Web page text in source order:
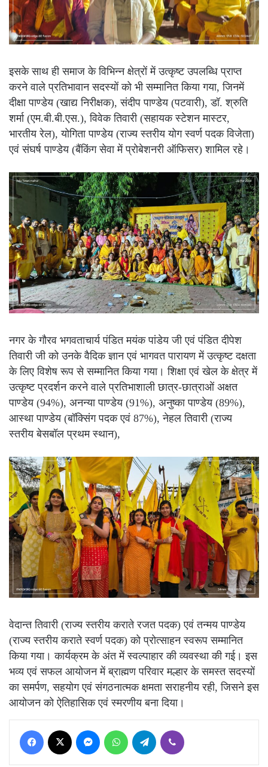
इसके साथ ही समाज के विभिन्न क्षेत्रों में उत्कृष्ट उपलब्धि प्राप्त
करने वाले प्रतिभावान सदस्यों को भी सम्मानित किया गया, जिनमें
दीक्षा पाण्डेय (खाद्य निरीक्षक), संदीप पाण्डेय (पटवारी), डॉ. श्रुति
शर्मा (एम.बी.बी.एस.), विवेक तिवारी (सहायक स्टेशन मास्टर,
भारतीय रेल), योगिता पाण्डेय (राज्य स्तरीय योग स्वर्ण पदक विजेता)
एवं संघर्ष पाण्डेय (बैंकिंग सेवा में प्रोबेशनरी ऑफिसर) शामिल रहे।
नगर के गौरव भगवताचार्य पंडित मयंक पांडेय जी एवं पंडित दीपेश
तिवारी जी को उनके वैदिक ज्ञान एवं भागवत पारायण में उत्कृष्ट दक्षता
के लिए विशेष रूप से सम्मानित किया गया। शिक्षा एवं खेल के क्षेत्र में
उत्कृष्ट प्रदर्शन करने वाले प्रतिभाशाली छात्र-छात्राओं अक्षत
पाण्डेय (94%), अनन्या पाण्डेय (91%), अनुष्का पाण्डेय (89%),
आस्था पाण्डेय (बॉक्सिंग पदक एवं 87%), नेहल तिवारी (राज्य
स्तरीय बेसबॉल प्रथम स्थान),
वेदान्त तिवारी (राज्य स्तरीय कराते रजत पदक) एवं तन्मय पाण्डेय
(राज्य स्तरीय कराते स्वर्ण पदक) को प्रोत्साहन स्वरूप सम्मानित
किया गया। कार्यक्रम के अंत में स्वल्पाहार की व्यवस्था की गई। इस
भव्य एवं सफल आयोजन में ब्राह्मण परिवार मल्हार के समस्त सदस्यों
का समर्पण, सहयोग एवं संगठनात्मक क्षमता सराहनीय रही, जिसने इस
आयोजन को ऐतिहासिक एवं स्मरणीय बना दिया।
Facebook Messenger WhatsApp Telegram